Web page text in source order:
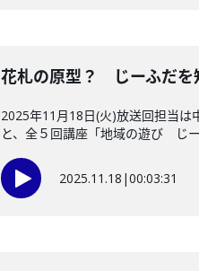
花札の原型？ じーふだ
2025年11月18日(火)放送回担当は
と、全５回講座「地域の遊び じ
2025.11.18 |00:03:31